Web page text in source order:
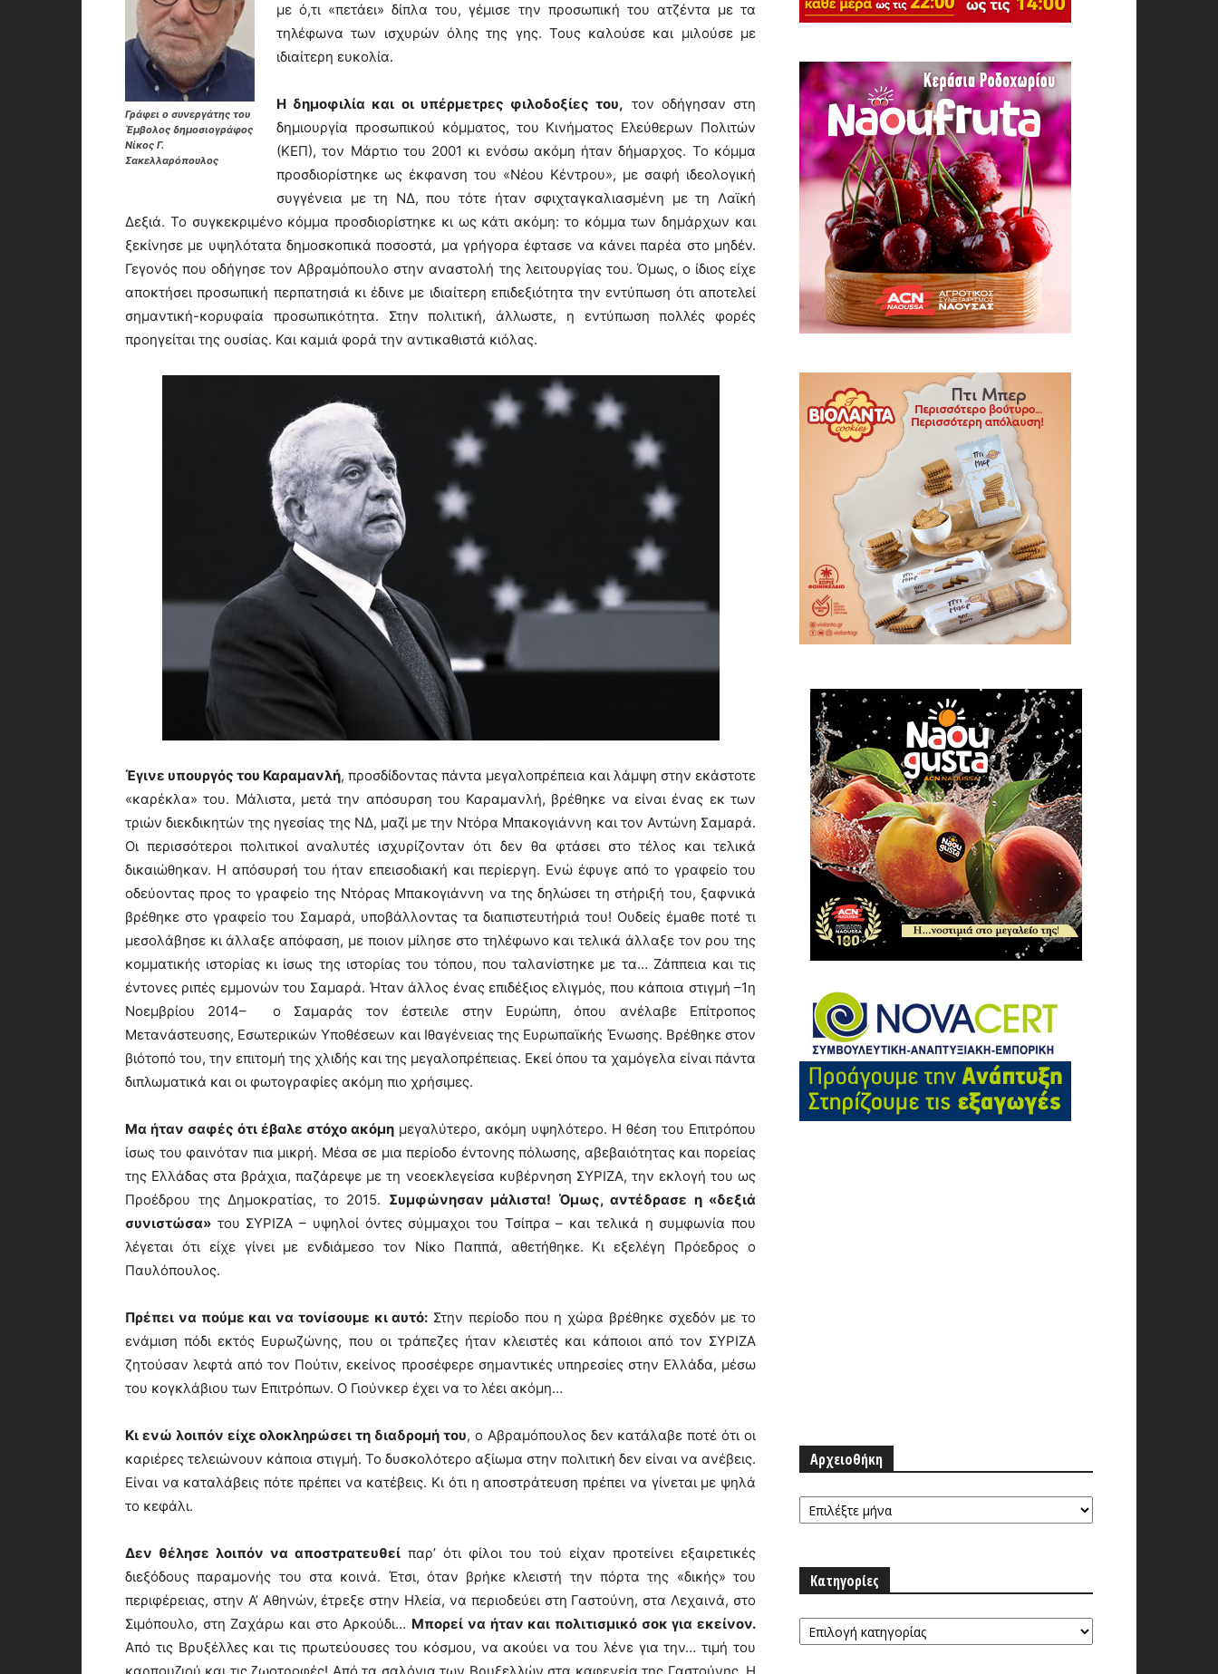
Γράφει ο συνεργάτης του
Έμβολος δημοσιογράφος
Νίκος Γ.
Σακελλαρόπουλος
με ό,τι «πετάει» δίπλα του, γέμισε την προσωπική του ατζέντα με τα
τηλέφωνα των ισχυρών όλης της γης. Τους καλούσε και μιλούσε με
ιδιαίτερη ευκολία.
Η δημοφιλία και οι υπέρμετρες φιλοδοξίες του, τον οδήγησαν στη
δημιουργία προσωπικού κόμματος, του Κινήματος Ελεύθερων Πολιτών
(ΚΕΠ), τον Μάρτιο του 2001 κι ενόσω ακόμη ήταν δήμαρχος. Το κόμμα
προσδιορίστηκε ως έκφανση του «Νέου Κέντρου», με σαφή ιδεολογική
συγγένεια με τη ΝΔ, που τότε ήταν σφιχταγκαλιασμένη με τη Λαϊκή
Δεξιά. Το συγκεκριμένο κόμμα προσδιορίστηκε κι ως κάτι ακόμη: το κόμμα των δημάρχων και
ξεκίνησε με υψηλότατα δημοσκοπικά ποσοστά, μα γρήγορα έφτασε να κάνει παρέα στο μηδέν.
Γεγονός που οδήγησε τον Αβραμόπουλο στην αναστολή της λειτουργίας του. Όμως, ο ίδιος είχε
αποκτήσει προσωπική περπατησιά κι έδινε με ιδιαίτερη επιδεξιότητα την εντύπωση ότι αποτελεί
σημαντική-κορυφαία προσωπικότητα. Στην πολιτική, άλλωστε, η εντύπωση πολλές φορές
προηγείται της ουσίας. Και καμιά φορά την αντικαθιστά κιόλας.
Έγινε υπουργός του Καραμανλή, προσδίδοντας πάντα μεγαλοπρέπεια και λάμψη στην εκάστοτε
«καρέκλα» του. Μάλιστα, μετά την απόσυρση του Καραμανλή, βρέθηκε να είναι ένας εκ των
τριών διεκδικητών της ηγεσίας της ΝΔ, μαζί με την Ντόρα Μπακογιάννη και τον Αντώνη Σαμαρά.
Οι περισσότεροι πολιτικοί αναλυτές ισχυρίζονταν ότι δεν θα φτάσει στο τέλος και τελικά
δικαιώθηκαν. Η απόσυρσή του ήταν επεισοδιακή και περίεργη. Ενώ έφυγε από το γραφείο του
οδεύοντας προς το γραφείο της Ντόρας Μπακογιάννη να της δηλώσει τη στήριξή του, ξαφνικά
βρέθηκε στο γραφείο του Σαμαρά, υποβάλλοντας τα διαπιστευτήριά του! Ουδείς έμαθε ποτέ τι
μεσολάβησε κι άλλαξε απόφαση, με ποιον μίλησε στο τηλέφωνο και τελικά άλλαξε τον ρου της
κομματικής ιστορίας κι ίσως της ιστορίας του τόπου, που ταλανίστηκε με τα… Ζάππεια και τις
έντονες ριπές εμμονών του Σαμαρά. Ήταν άλλος ένας επιδέξιος ελιγμός, που κάποια στιγμή –1η
Νοεμβρίου 2014– ο Σαμαράς τον έστειλε στην Ευρώπη, όπου ανέλαβε Επίτροπος
Μετανάστευσης, Εσωτερικών Υποθέσεων και Ιθαγένειας της Ευρωπαϊκής Ένωσης. Βρέθηκε στον
βιότοπό του, την επιτομή της χλιδής και της μεγαλοπρέπειας. Εκεί όπου τα χαμόγελα είναι πάντα
διπλωματικά και οι φωτογραφίες ακόμη πιο χρήσιμες.
Μα ήταν σαφές ότι έβαλε στόχο ακόμη μεγαλύτερο, ακόμη υψηλότερο. Η θέση του Επιτρόπου
ίσως του φαινόταν πια μικρή. Μέσα σε μια περίοδο έντονης πόλωσης, αβεβαιότητας και πορείας
της Ελλάδας στα βράχια, παζάρεψε με τη νεοεκλεγείσα κυβέρνηση ΣΥΡΙΖΑ, την εκλογή του ως
Προέδρου της Δημοκρατίας, το 2015. Συμφώνησαν μάλιστα! Όμως, αντέδρασε η «δεξιά
συνιστώσα» του ΣΥΡΙΖΑ – υψηλοί όντες σύμμαχοι του Τσίπρα – και τελικά η συμφωνία που
λέγεται ότι είχε γίνει με ενδιάμεσο τον Νίκο Παππά, αθετήθηκε. Κι εξελέγη Πρόεδρος ο
Παυλόπουλος.
Πρέπει να πούμε και να τονίσουμε κι αυτό: Στην περίοδο που η χώρα βρέθηκε σχεδόν με το
ενάμιση πόδι εκτός Ευρωζώνης, που οι τράπεζες ήταν κλειστές και κάποιοι από τον ΣΥΡΙΖΑ
ζητούσαν λεφτά από τον Πούτιν, εκείνος προσέφερε σημαντικές υπηρεσίες στην Ελλάδα, μέσω
του κογκλάβιου των Επιτρόπων. Ο Γιούνκερ έχει να το λέει ακόμη…
Κι ενώ λοιπόν είχε ολοκληρώσει τη διαδρομή του, ο Αβραμόπουλος δεν κατάλαβε ποτέ ότι οι
καριέρες τελειώνουν κάποια στιγμή. Το δυσκολότερο αξίωμα στην πολιτική δεν είναι να ανέβεις.
Είναι να καταλάβεις πότε πρέπει να κατέβεις. Κι ότι η αποστράτευση πρέπει να γίνεται με ψηλά
το κεφάλι.
Δεν θέλησε λοιπόν να αποστρατευθεί παρ’ ότι φίλοι του τού είχαν προτείνει εξαιρετικές
διεξόδους παραμονής του στα κοινά. Έτσι, όταν βρήκε κλειστή την πόρτα της «δικής» του
περιφέρειας, στην Α’ Αθηνών, έτρεξε στην Ηλεία, να περιοδεύει στη Γαστούνη, στα Λεχαινά, στο
Σιμόπουλο, στη Ζαχάρω και στο Αρκούδι… Μπορεί να ήταν και πολιτισμικό σοκ για εκείνον.
Από τις Βρυξέλλες και τις πρωτεύουσες του κόσμου, να ακούει να του λένε για την… τιμή του
Αρχειοθήκη
Αρχειοθήκη
Κατηγορίες
Κατηγορίες